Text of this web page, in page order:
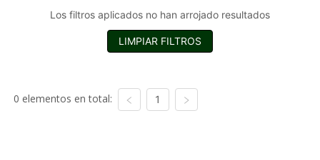
Los filtros aplicados no han arrojado resultados
LIMPIAR FILTROS
0 elementos en total: 1